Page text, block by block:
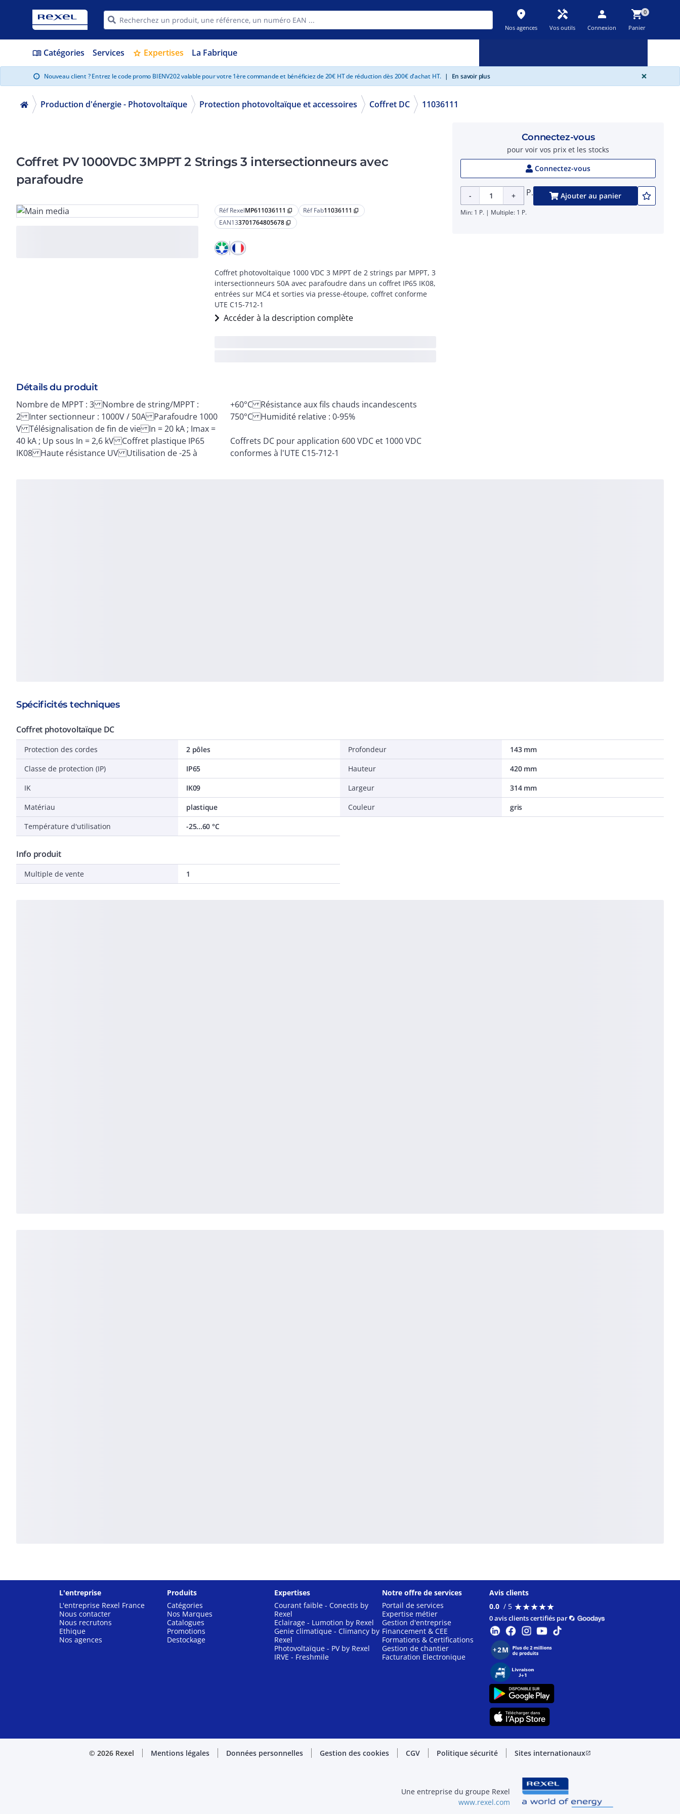
place
Nos agences
handyman
Vos outils
person
Connexion
shopping_cart0
Panier
menu_book Catégories Services star Expertises La Fabrique
info Nouveau client ? Entrez le code promo BIENV202 valable pour votre 1ère commande et bénéficiez de 20€ HT de réduction dès 200€ d'achat HT. | En savoir plus ×
Production d'énergie - Photovoltaïque Protection photovoltaïque et accessoires Coffret DC 11036111
Coffret PV 1000VDC 3MPPT 2 Strings 3 intersectionneurs avec
parafoudre
Réf RexelMP611036111 content_copy Réf Fab11036111 content_copy
EAN133701764805678 content_copy
Coffret photovoltaïque 1000 VDC 3 MPPT de 2 strings par MPPT, 3
intersectionneurs 50A avec parafoudre dans un coffret IP65 IK08,
entrées sur MC4 et sorties via presse-étoupe, coffret conforme
UTE C15-712-1
Accéder à la description complète
Détails du produit
Nombre de MPPT : 3 Nombre de string/MPPT :
2 Inter sectionneur : 1000V / 50A Parafoudre 1000
V Télésignalisation de fin de vie In = 20 kA ; Imax =
40 kA ; Up sous In = 2,6 kV Coffret plastique IP65
IK08 Haute résistance UV Utilisation de -25 à
+60°C Résistance aux fils chauds incandescents
750°C Humidité relative : 0-95%
Coffrets DC pour application 600 VDC et 1000 VDC
conformes à l'UTE C15-712-1
Connectez-vous
pour voir vos prix et les stocks
Connectez-vous
- + P. Ajouter au panier
Min: 1 P. | Multiple: 1 P.
Spécificités techniques
Coffret photovoltaïque DC
Protection des cordes
2 pôles
Classe de protection (IP)
IP65
IK
IK09
Matériau
plastique
Température d'utilisation
-25...60 °C
Profondeur
143 mm
Hauteur
420 mm
Largeur
314 mm
Couleur
gris
Info produit
Multiple de vente 1
L'entreprise
L'entreprise Rexel France
Nous contacter
Nous recrutons
Ethique
Nos agences
Produits
Catégories
Nos Marques
Catalogues
Promotions
Destockage
Expertises
Courant faible - Conectis by
Rexel
Eclairage - Lumotion by Rexel
Genie climatique - Climancy by
Rexel
Photovoltaïque - PV by Rexel
IRVE - Freshmile
Notre offre de services
Portail de services
Expertise métier
Gestion d'entreprise
Financement & CEE
Formations & Certifications
Gestion de chantier
Facturation Electronique
Avis clients
0.0 / 5 ★★★★★
★★★★★
0 avis clients certifiés par
© 2026 Rexel Mentions légales Données personnelles Gestion des cookies CGV Politique sécurité Sites internationauxopen_in_new
Une entreprise du groupe Rexel
www.rexel.com